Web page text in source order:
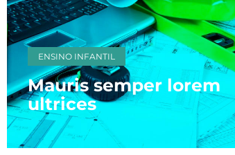
ENSINO INFANTIL
Mauris semper lorem
ultrices